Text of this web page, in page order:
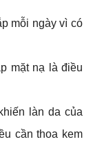
mỗi ngày vì có
mặt nạ là điều
làn da của
cần thoa kem